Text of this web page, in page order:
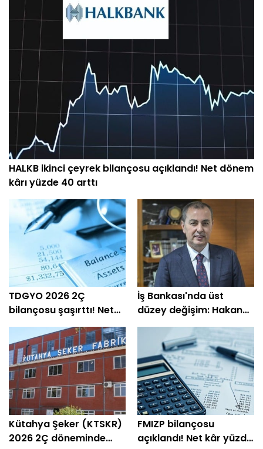
HALKB ikinci çeyrek bilançosu açıklandı! Net dönem
kârı yüzde 40 arttı
TDGYO 2026 2Ç
bilançosu şaşırttı! Net
kâr yüzde 105 bin arttı
İş Bankası'nda üst
düzey değişim: Hakan
Aran görevini
devrediyor
Kütahya Şeker (KTSKR)
2026 2Ç döneminde
FMIZP bilançosu
açıklandı! Net kâr yüzde